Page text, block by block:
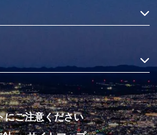
にご注意ください